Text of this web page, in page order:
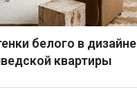
белого в дизайне
квартиры